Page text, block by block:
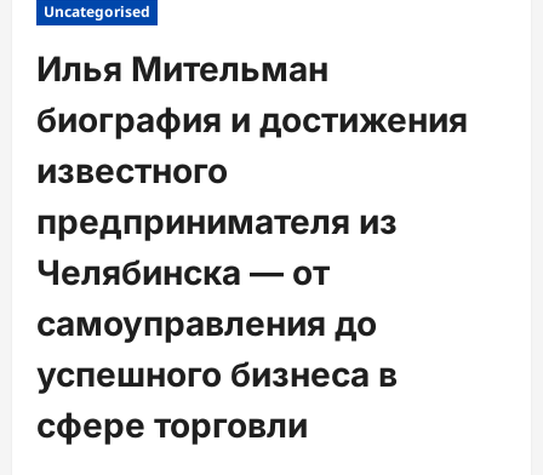
Uncategorised
Илья Мительман
биография и достижения
известного
предпринимателя из
Челябинска — от
самоуправления до
успешного бизнеса в
сфере торговли